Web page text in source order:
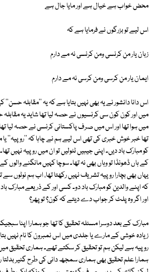
محض خواب ہے خیال ہے اور مایا جال ہے
اس لیے تو بزرگوں نے فرمایا ہے کہ
زبان یار من کرنسی ومن کرنسی نہ مے دارم
ایمان یار من کرسی ومن کرسی نہ مے دارم
اس دانا دانشور نے یہ بھی نہیں بتایا ہے کہ یہ ''مقابلہ حسن''
میں اور کون کون سی کرنسیوں نے حصہ لیا تھا شاید یہ
میں ہوا تھا اور اس میں صرف پاکستانی کرنسی نے حصہ لیا
تھا خبر خوش خبری کی تھی اس لیے ہم نے چاہا کہ ''روپیہ''
کو مبارک باد دیں۔ اپنی جیبیں ٹٹولیں تو ان میں روپیہ نہیں
کے ہاں ڈھونڈا تو وہاں بھی نہ تھا۔ سوچا کہیں مانگنے والوں
یہاں بھی بچارا روپیہ تشریف نہیں رکھتا تھا، اب ہم نوٹوں
کہ اپنے والدین کو مبارک باد دو۔ کسی اور کے ذریعے مبارک
اور اگر وہ پلٹ کر جواب دے دیتے کہ کون؟ تو پھر؟
مبارک کے بعد دوسرا مسئلہ تحقیق کا تھا جو ہمارا اپنا
زیادہ خوشی کے مارے یا جلدی میں اس نمبرون کا نام نہیں
روپیہ ہے لیکن ہم تو تحقیق کر سکتے تھے۔ ہماری تحقیق میں
ہمارا علم تحقیق بھی ہماری سمجھ دانی کی طرح گئیر بدلتا